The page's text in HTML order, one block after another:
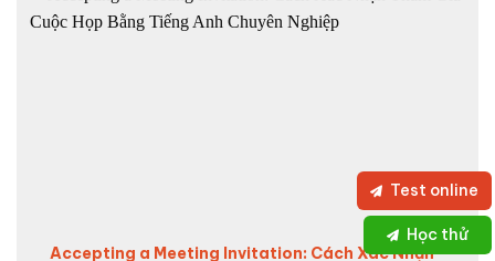
Accepting a Meeting Invitation: Cách Xác Nhận
Học thử
Test online